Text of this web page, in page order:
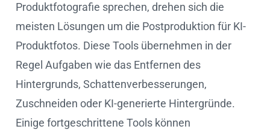
Produktfotografie sprechen, drehen sich die
meisten Lösungen um die Postproduktion für KI-
Produktfotos. Diese Tools übernehmen in der
Regel Aufgaben wie das Entfernen des
Hintergrunds, Schattenverbesserungen,
Zuschneiden oder KI-generierte Hintergründe.
Einige fortgeschrittene Tools können